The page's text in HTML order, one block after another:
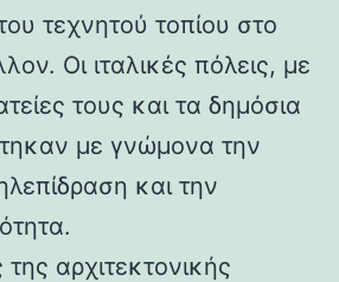
τεχνητού τοπίου στο
Οι ιταλικές πόλεις, με
τους και τα δημόσια
με γνώμονα την
και την
αρχιτεκτονικής